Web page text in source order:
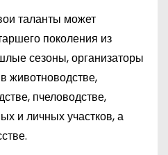
таланты может
поколения из
сезоны, организаторы
животноводстве,
пчеловодстве,
и личных участков, а